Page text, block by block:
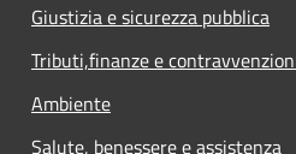
Giustizia e sicurezza pubblica
Tributi,finanze e
Ambiente
Salute, benessere e assistenza